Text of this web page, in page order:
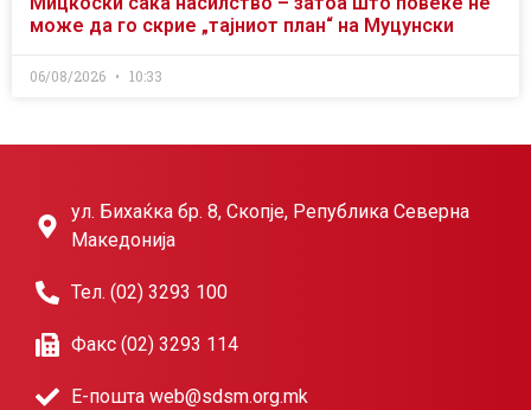
може да го скрие „тајниот план“ на Муцунски
06/08/2026 10:33
ул. Бихаќка бр. 8, Скопје, Република Северна
Македонија
Тел. (02) 3293 100
Факс (02) 3293 114
Е-пошта web@sdsm.org.mk